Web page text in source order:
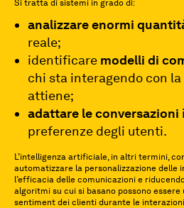
Si tratta di sistemi in grado di:
analizzare enormi
reale;
identificare modelli di
chi sta interagendo con
attiene;
adattare le conversazioni
preferenze degli utenti.
L’intelligenza artificiale, in altri termini,
automatizzare la personalizzazione delle
l’efficacia delle comunicazioni e
algoritmi su cui si basano possono
sentiment dei clienti durante le